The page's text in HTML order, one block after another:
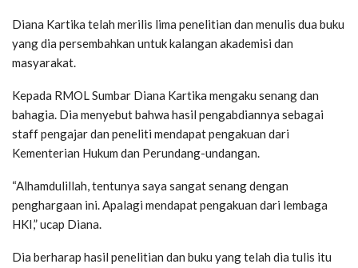
Diana Kartika telah merilis lima penelitian dan menulis dua buku
yang dia persembahkan untuk kalangan akademisi dan
masyarakat.
Kepada RMOL Sumbar Diana Kartika mengaku senang dan
bahagia. Dia menyebut bahwa hasil pengabdiannya sebagai
staff pengajar dan peneliti mendapat pengakuan dari
Kementerian Hukum dan Perundang-undangan.
“Alhamdulillah, tentunya saya sangat senang dengan
penghargaan ini. Apalagi mendapat pengakuan dari lembaga
HKI,” ucap Diana.
Dia berharap hasil penelitian dan buku yang telah dia tulis itu